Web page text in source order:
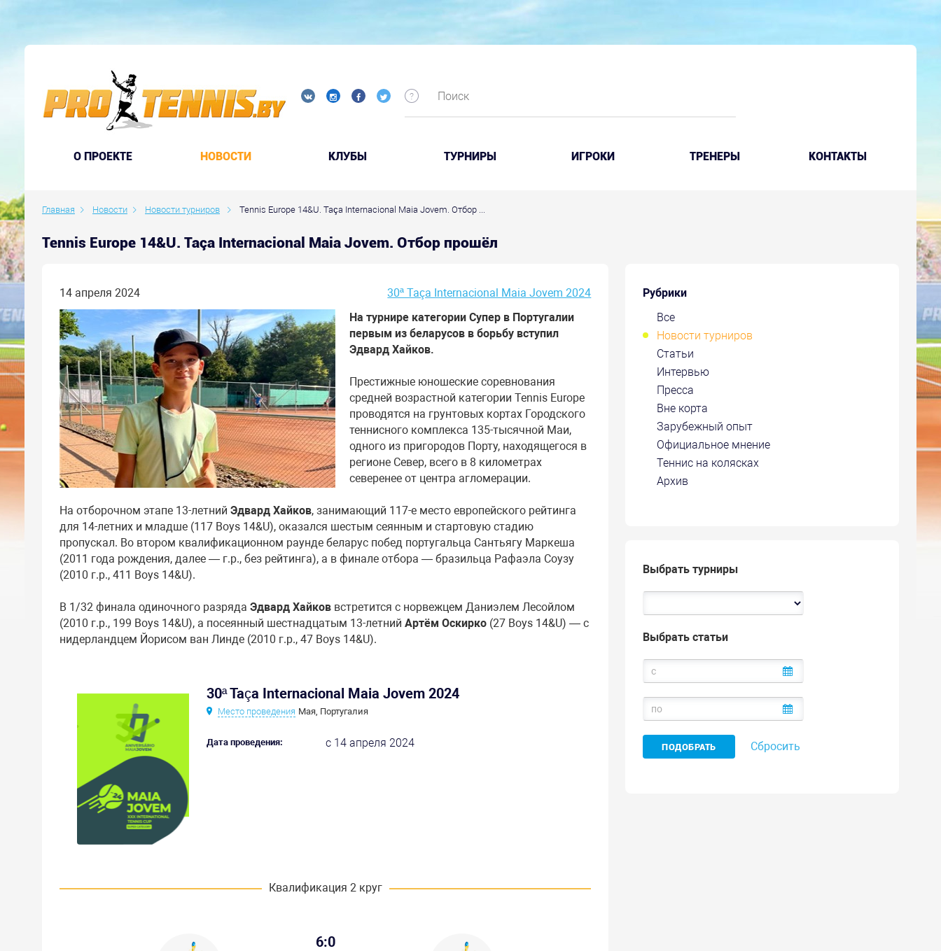
O ПРОЕКТЕ НОВОСТИ КЛУБЫ ТУРНИРЫ ИГРОКИ ТРЕНЕРЫ КОНТАКТЫ
Главная Новости Новости турниров Tennis Europe 14&U. Taça Internacional Maia Jovem. Отбор ...
Tennis Europe 14&U. Taça Internacional Maia Jovem. Отбор прошёл
Рубрики
Все
Новости турниров
Статьи
Интервью
Пресса
Вне корта
Зарубежный опыт
Официальное мнение
Теннис на колясках
Архив
Выбрать турниры
Выбрать статьи
Сбросить
14 апреля 2024
30ª Taça Internacional Maia Jovem 2024
На турнире категории Супер в Португалии
первым из беларусов в борьбу вступил
Эдвард Хайков.
Престижные юношеские соревнования
средней возрастной категории Tennis Europe
проводятся на грунтовых кортах Городского
теннисного комплекса 135-тысячной Маи,
одного из пригородов Порту, находящегося в
регионе Север, всего в 8 километрах
северенее от центра агломерации.
На отборочном этапе 13-летний Эдвард Хайков, занимающий 117-е место европейского рейтинга
для 14-летних и младше (117 Boys 14&U), оказался шестым сеянным и стартовую стадию
пропускал. Во втором квалификационном раунде беларус побед португальца Сантьягу Маркеша
(2011 года рождения, далее — г.р., без рейтинга), а в финале отбора — бразильца Рафаэла Соузу
(2010 г.р., 411 Boys 14&U).
В 1/32 финала одиночного разряда Эдвард Хайков встретится с норвежцем Даниэлем Лесойлом
(2010 г.р., 199 Boys 14&U), а посеянный шестнадцатым 13-летний Артём Оскирко (27 Boys 14&U) — с
нидерландцем Йорисом ван Линде (2010 г.р., 47 Boys 14&U).
30ª Taça Internacional Maia Jovem 2024
Место проведения Мая, Португалия
Дата проведения: с 14 апреля 2024
Квалификация 2 круг
6:0